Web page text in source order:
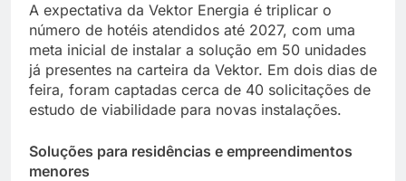
A expectativa da Vektor Energia é triplicar o
número de hotéis atendidos até 2027, com uma
meta inicial de instalar a solução em 50 unidades
já presentes na carteira da Vektor. Em dois dias de
feira, foram captadas cerca de 40 solicitações de
estudo de viabilidade para novas instalações.
Soluções para residências e empreendimentos
menores